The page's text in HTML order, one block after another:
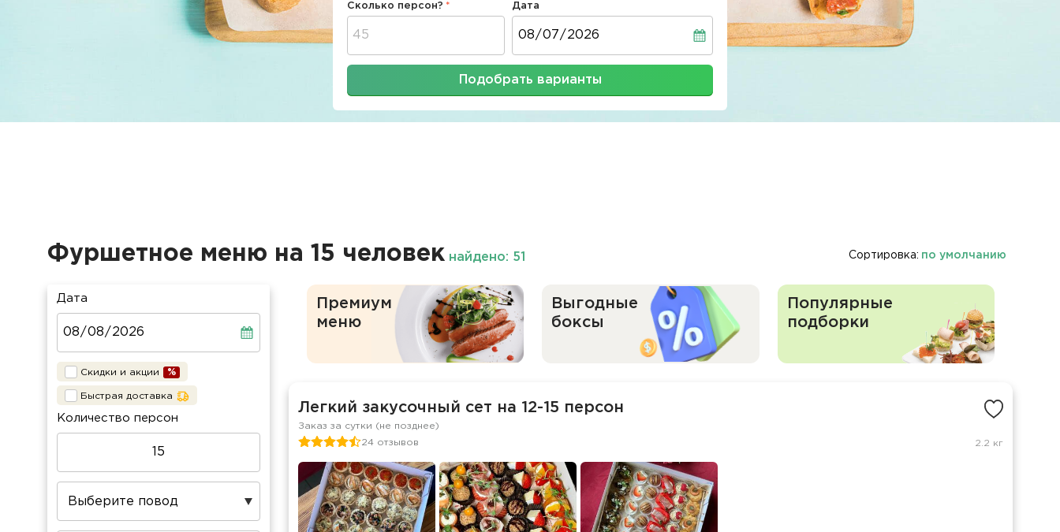
Сколько персон? Дата
Подобрать варианты
Фуршетное меню на 15 человек найдено: 51 Сортировка: по умолчанию
Дата
Скидки и акции
Быстрая доставка
Количество персон
Премиум
меню
Выгодные
боксы
Популярные
подборки
Легкий закусочный сет на 12-15 персон
Заказ за сутки (не позднее)
24 отзывов
2.2 кг